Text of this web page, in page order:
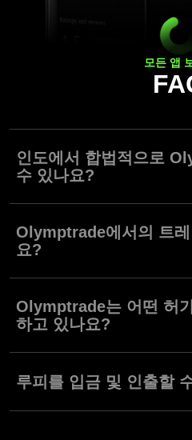
모든 앱
인도에서 합법적으로
수 있나요?
브로커입니다. 전세계에서 다양한
영할 수 있는 모든 법적 근거를 갖
Olymptrade에서의 트
요?
을 제공합니다. 또한, Olymptrade
해결하는 독립적인 국제 자체 금융
습니다. 안전 및 투명성 기준을 지
융 위원회의 회원이 될 수 있습니
당사 트레이더들은 금융 위원회의
Olymptrade는 어떤 허
하고 있나요?
스 위원회의 규제를 받는 신뢰받는
비스 위원회는 국제 증권 위원회 기
Olymptrade가 금융 시장에서 국제
루피를 입금 및 인출할